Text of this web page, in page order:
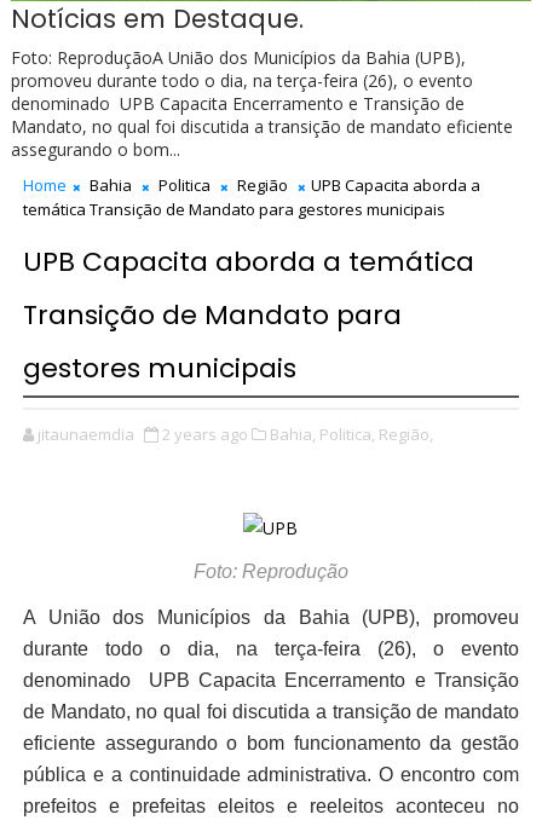
Notícias em Destaque.
Foto: ReproduçãoA União dos Municípios da Bahia (UPB),
promoveu durante todo o dia, na terça-feira (26), o evento
denominado UPB Capacita Encerramento e Transição de
Mandato, no qual foi discutida a transição de mandato eficiente
assegurando o bom...
Home Bahia Politica Região
UPB Capacita aborda a
temática Transição de Mandato para gestores municipais
UPB Capacita aborda a temática
Transição de Mandato para
gestores municipais
jitaunaemdia 2 years ago Bahia, Politica, Região,
Foto: Reprodução
A União dos Municípios da Bahia (UPB), promoveu
durante todo o dia, na terça-feira (26), o evento
denominado UPB Capacita Encerramento e Transição
de Mandato, no qual foi discutida a transição de mandato
eficiente assegurando o bom funcionamento da gestão
pública e a continuidade administrativa. O encontro com
prefeitos e prefeitas eleitos e reeleitos aconteceu no